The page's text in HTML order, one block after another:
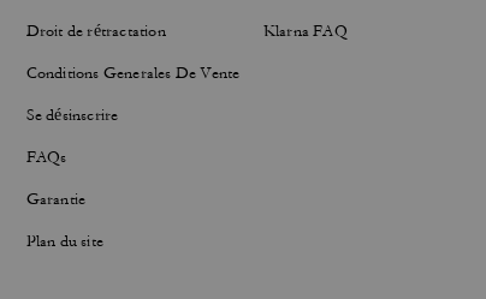
Droit de rétractation
Conditions Generales De Vente
Se désinscrire
FAQs
Garantie
Plan du site
Klarna FAQ